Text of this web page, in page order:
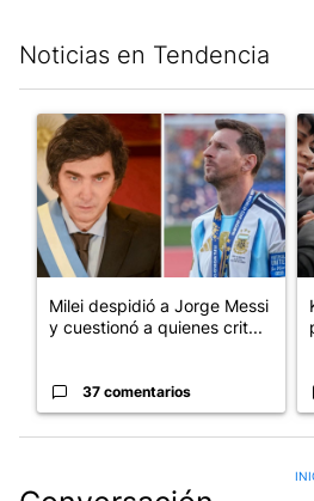
Noticias en Tendencia
Un artículo de tendencia con el
Milei despidió a Jorge Messi
y cuestionó a quienes crit...
37 comentarios